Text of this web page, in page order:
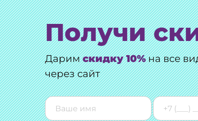
Получи
Даримскидку 10%на все
через сайт